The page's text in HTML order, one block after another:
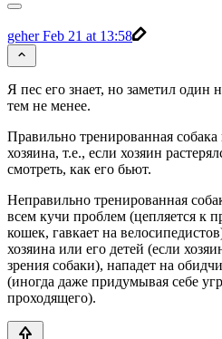
geherFeb 21 at 13:58
Я пес его знает, но заметил
тем не менее.
Правильно тренированная
хозяина, т.е., если хозяин
смотреть, как его бьют.
Неправильно тренированная
всем кучи проблем (цепляется к
кошек, гавкает на
хозяина или его детей (если
зрения собаки), нападет на
(иногда даже придумывая себе
проходящего).